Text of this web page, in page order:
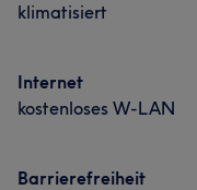
klimatisiert
Internet
kostenloses W-LAN
Barrierefreiheit